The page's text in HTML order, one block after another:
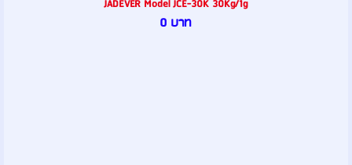
JADEVER Model JCE-30K 30Kg/1g
0 บาท